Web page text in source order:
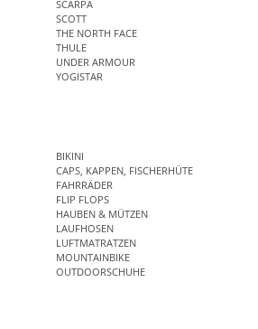
SCARPA
SCOTT
THE NORTH FACE
THULE
UNDER ARMOUR
YOGISTAR
BIKINI
CAPS, KAPPEN, FISCHERHÜTE
FAHRRÄDER
FLIP FLOPS
HAUBEN & MÜTZEN
LAUFHOSEN
LUFTMATRATZEN
MOUNTAINBIKE
OUTDOORSCHUHE